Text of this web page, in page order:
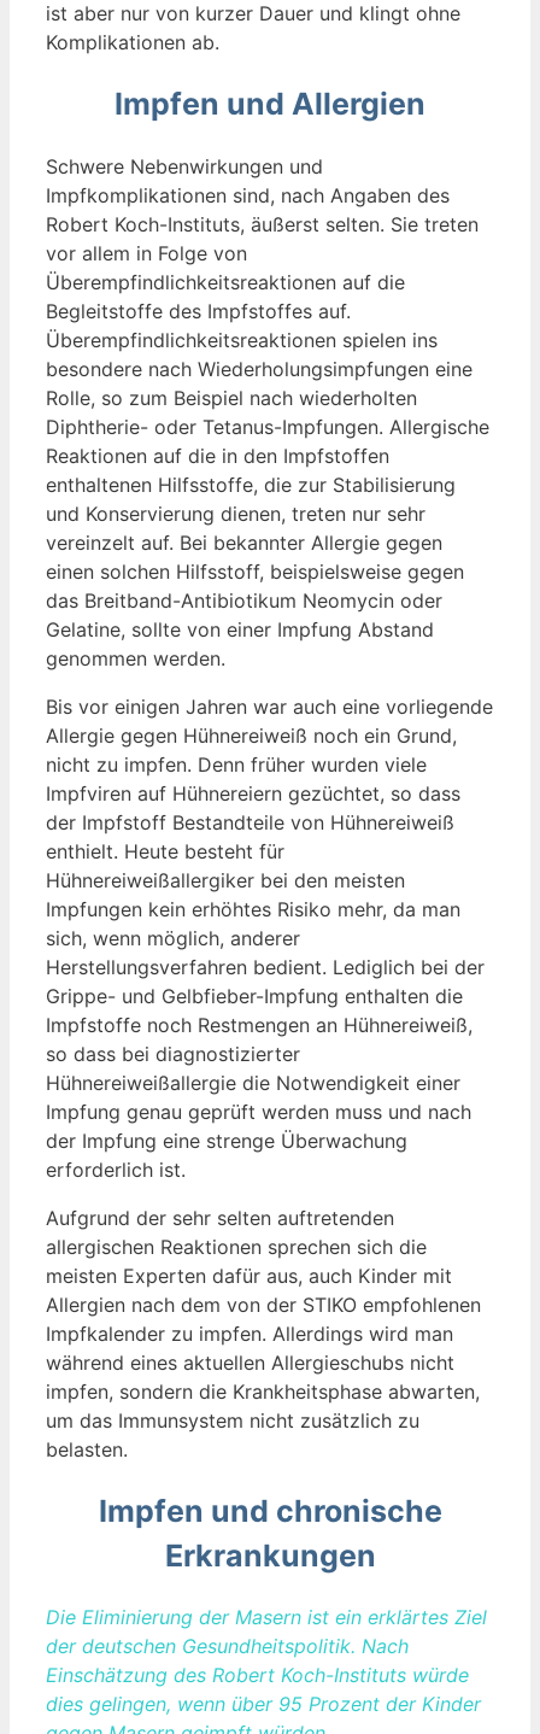
ist aber nur von kurzer Dauer und klingt ohne
Komplikationen ab.
Impfen und Allergien
Schwere Nebenwirkungen und
Impfkomplikationen sind, nach Angaben des
Robert Koch-Instituts, äußerst selten. Sie treten
vor allem in Folge von
Überempfindlichkeitsreaktionen auf die
Begleitstoffe des Impfstoffes auf.
Überempfindlichkeitsreaktionen spielen ins
besondere nach Wiederholungsimpfungen eine
Rolle, so zum Beispiel nach wiederholten
Diphtherie- oder Tetanus-Impfungen. Allergische
Reaktionen auf die in den Impfstoffen
enthaltenen Hilfsstoffe, die zur Stabilisierung
und Konservierung dienen, treten nur sehr
vereinzelt auf. Bei bekannter Allergie gegen
einen solchen Hilfsstoff, beispielsweise gegen
das Breitband-Antibiotikum Neomycin oder
Gelatine, sollte von einer Impfung Abstand
genommen werden.
Bis vor einigen Jahren war auch eine vorliegende
Allergie gegen Hühnereiweiß noch ein Grund,
nicht zu impfen. Denn früher wurden viele
Impfviren auf Hühnereiern gezüchtet, so dass
der Impfstoff Bestandteile von Hühnereiweiß
enthielt. Heute besteht für
Hühnereiweißallergiker bei den meisten
Impfungen kein erhöhtes Risiko mehr, da man
sich, wenn möglich, anderer
Herstellungsverfahren bedient. Lediglich bei der
Grippe- und Gelbfieber-Impfung enthalten die
Impfstoffe noch Restmengen an Hühnereiweiß,
so dass bei diagnostizierter
Hühnereiweißallergie die Notwendigkeit einer
Impfung genau geprüft werden muss und nach
der Impfung eine strenge Überwachung
erforderlich ist.
Aufgrund der sehr selten auftretenden
allergischen Reaktionen sprechen sich die
meisten Experten dafür aus, auch Kinder mit
Allergien nach dem von der STIKO empfohlenen
Impfkalender zu impfen. Allerdings wird man
während eines aktuellen Allergieschubs nicht
impfen, sondern die Krankheitsphase abwarten,
um das Immunsystem nicht zusätzlich zu
belasten.
Impfen und chronische
Erkrankungen
Die Eliminierung der Masern ist ein erklärtes Ziel
der deutschen Gesundheitspolitik. Nach
Einschätzung des Robert Koch-Instituts würde
dies gelingen, wenn über 95 Prozent der Kinder